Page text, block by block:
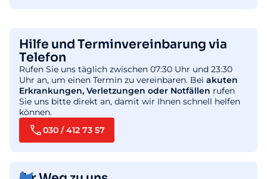
Hilfe und Terminvereinbarung via
Telefon
Rufen Sie uns täglich zwischen 07:30 Uhr und 23:30
Uhr an, um einen Termin zu vereinbaren. Bei akuten
Erkrankungen, Verletzungen oder Notfällen rufen
Sie uns bitte direkt an, damit wir Ihnen schnell helfen
können.
030 / 412 73 57